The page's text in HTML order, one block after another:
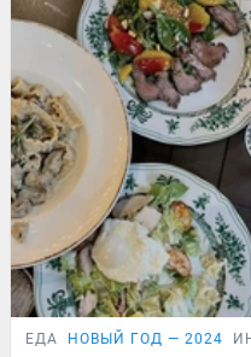
ЕДА НОВЫЙ ГОД — 2024